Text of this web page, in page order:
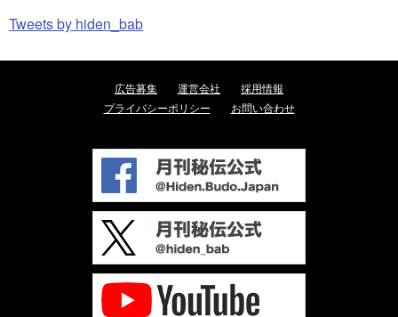
Tweets by hiden_bab
広告募集 運営会社
採用情報
プライバシーポリシー
お問い合わせ